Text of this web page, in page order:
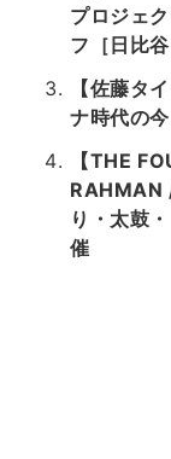
プロジェ
フ［日比
【佐藤タ
ナ時代の
【THE
RAHMAN
り・太鼓
催